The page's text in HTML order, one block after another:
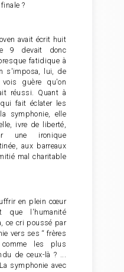
?
avait écrit huit
9 devait donc
fatidique à
s'imposa, lui, de
guère qu'on
réussi. Quant à
fait éclater les
symphonie, elle
ivre de liberté,
une ironique
aux barreaux
mal charitable
en plein cœur
que l'humanité
ce cri poussé par
vers ses “ frères
les plus
de ceux-là ? ...
symphonie avec